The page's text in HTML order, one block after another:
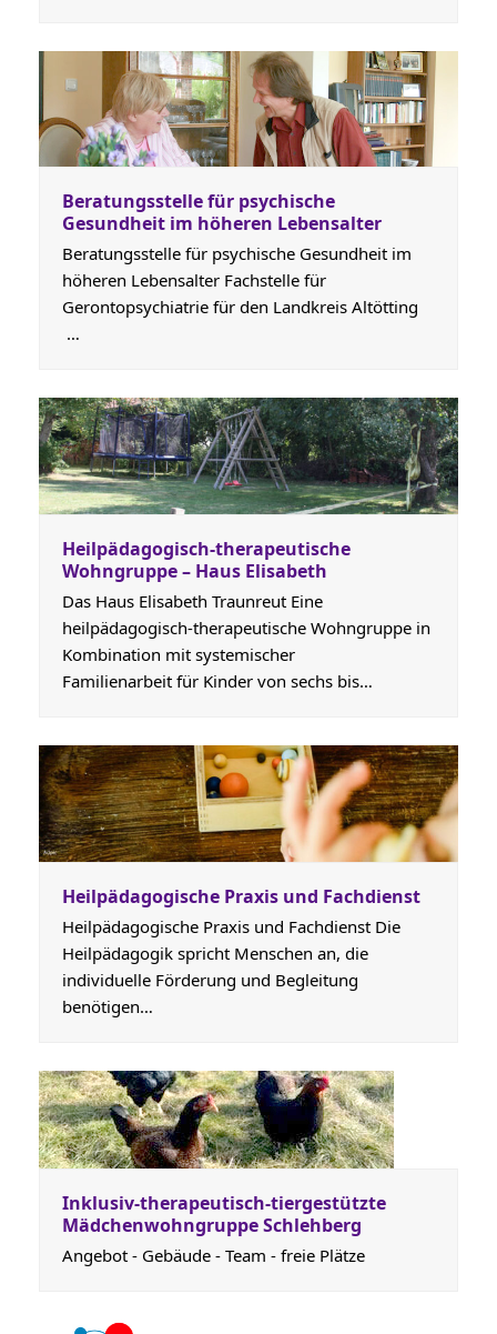
Beratungsstelle für psychische
Gesundheit im höheren Lebensalter
Beratungsstelle für psychische Gesundheit im
höheren Lebensalter Fachstelle für
Gerontopsychiatrie für den Landkreis Altötting
…
Heilpädagogisch-therapeutische
Wohngruppe – Haus Elisabeth
Das Haus Elisabeth Traunreut Eine
heilpädagogisch-therapeutische Wohngruppe in
Kombination mit systemischer
Familienarbeit für Kinder von sechs bis…
Heilpädagogische Praxis und Fachdienst
Heilpädagogische Praxis und Fachdienst Die
Heilpädagogik spricht Menschen an, die
individuelle Förderung und Begleitung
benötigen…
Inklusiv-therapeutisch-tiergestützte
Mädchenwohngruppe Schlehberg
Angebot - Gebäude - Team - freie Plätze